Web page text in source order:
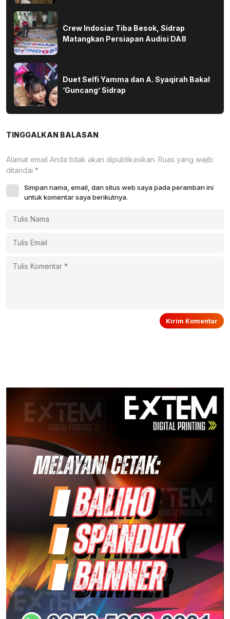
Crew Indosiar Tiba Besok, Sidrap
Matangkan Persiapan Audisi DA8
Duet Selfi Yamma dan A. Syaqirah Bakal
‘Guncang’ Sidrap
TINGGALKAN BALASAN
Alamat email Anda tidak akan dipublikasikan. Ruas yang wajib
ditandai *
Simpan nama, email, dan situs web saya pada peramban ini
untuk komentar saya berikutnya.